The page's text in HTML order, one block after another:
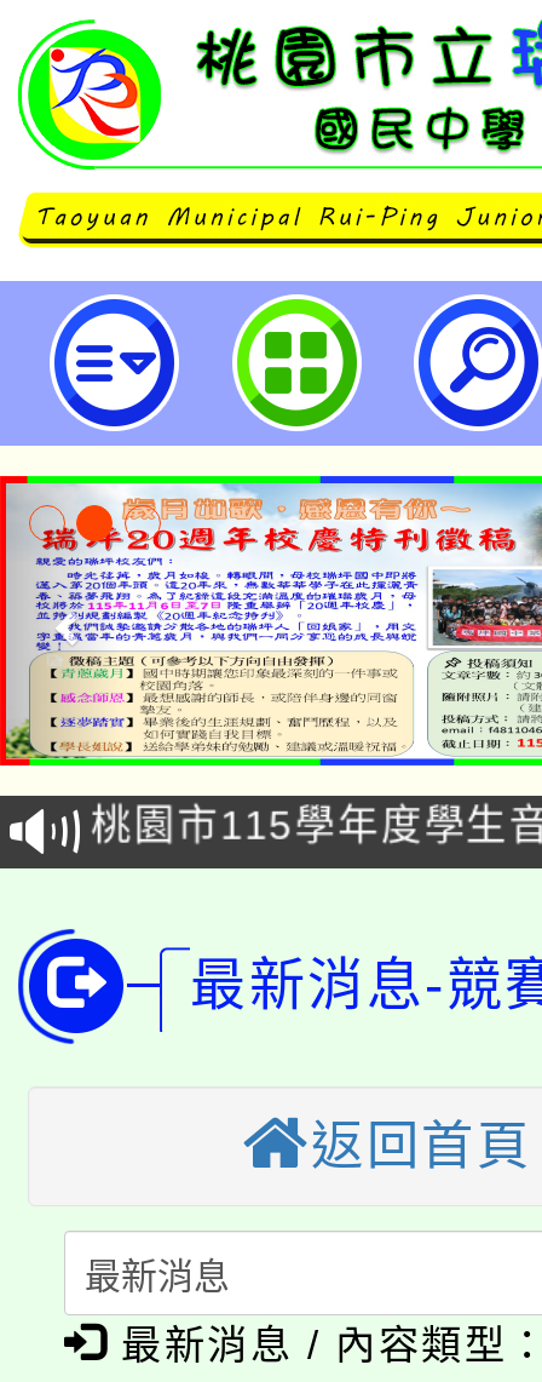
旨： 檢送本市「113學年度原住民
賽」實施計畫及報名表，敬請各校
報名參加-桃園市立瑞坪國民中學
公告本校115學年度第
代理(課)教師甄選結果(
「2026金融保險知識
車」活動
桃園市115學年度學生
生本土語及新住民語歌
公告本校115學年度第
代理(課)教師甄選結果(
代理(課)教師甄選結果(
轉知中國文化大學推廣
程，歡迎學生輔導中心
系所師生報名參加。
轉知苗栗縣政府辦理
縣市「校園短影音徵
門員」簡章及活動海報
踴躍報名參加。
桃園市115學年度學生
「桃園市補助參觀特色
展演活動實施計畫」
115年度「教育部表揚
義教育推展貢獻獎」
公告本校115學年度第
代理(課)教師甄選結果(
「2026金融保險知識
最新消息-競
返回首頁
最新消息 / 內容類型